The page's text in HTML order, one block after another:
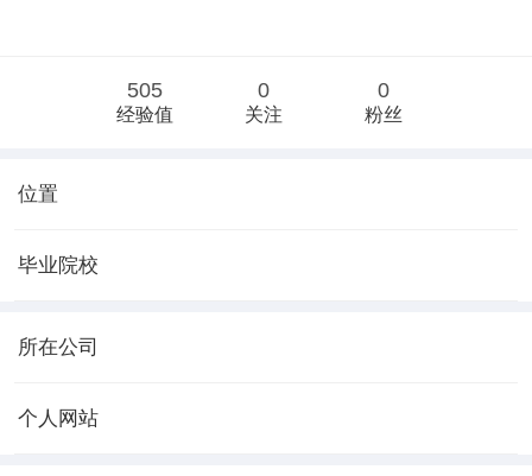
505
经验值
0
关注
0
粉丝
位置
毕业院校
所在公司
个人网站